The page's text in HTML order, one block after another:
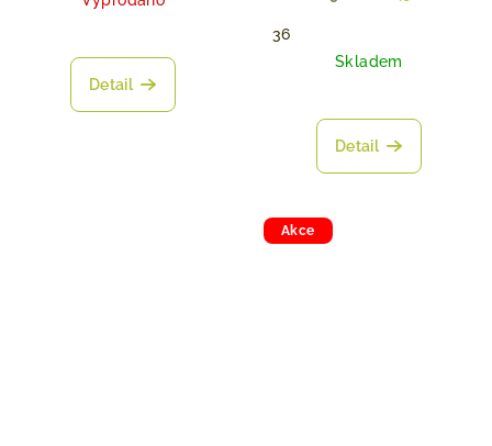
Detail
36
Skladem
Detail
Akce